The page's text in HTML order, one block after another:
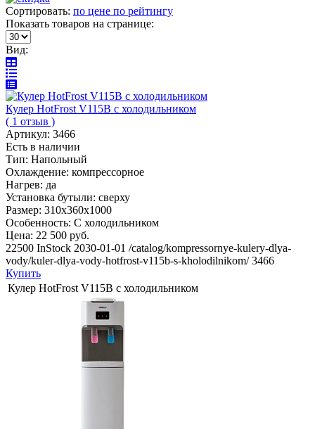
Сортировать: по цене по рейтингу
Показать товаров на странице:
Вид:
Кулер HotFrost V115B с холодильником
( 1 отзыв )
Артикул: 3466
Есть в наличии
Тип: Напольный
Охлаждение: компрессорное
Нагрев: да
Установка бутыли: сверху
Размер: 310х360х1000
Особенность: С холодильником
Цена: 22 500 руб.
22500 InStock 2030-01-01 /catalog/kompressornye-kulery-dlya-
vody/kuler-dlya-vody-hotfrost-v115b-s-kholodilnikom/ 3466
Купить
Кулер HotFrost V115B с холодильником